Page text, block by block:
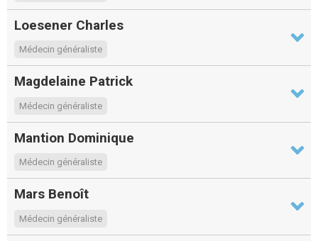
Loesener Charles
Médecin généraliste
Magdelaine Patrick
Médecin généraliste
Mantion Dominique
Médecin généraliste
Mars Benoît
Médecin généraliste